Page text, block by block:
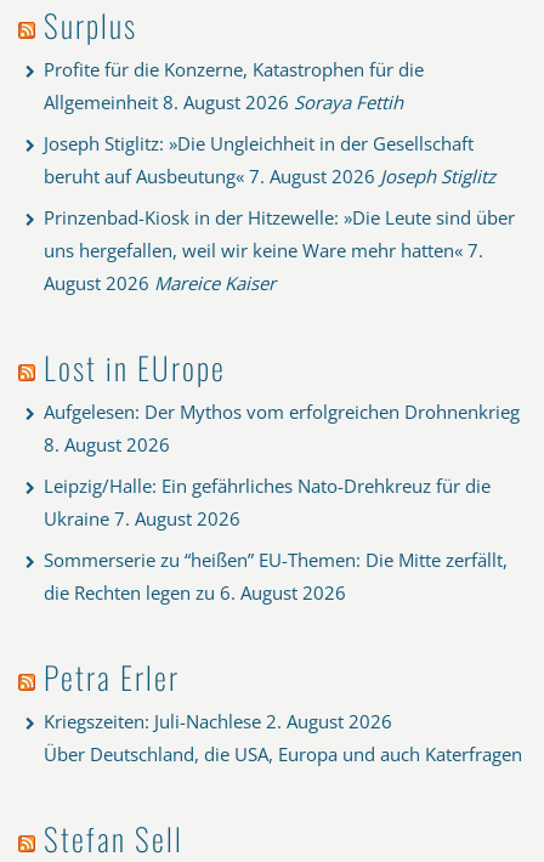
Surplus
Profite für die Konzerne, Katastrophen für die
Allgemeinheit 8. August 2026 Soraya Fettih
Joseph Stiglitz: »Die Ungleichheit in der Gesellschaft
beruht auf Ausbeutung« 7. August 2026 Joseph Stiglitz
Prinzenbad-Kiosk in der Hitzewelle: »Die Leute sind über
uns hergefallen, weil wir keine Ware mehr hatten« 7.
August 2026 Mareice Kaiser
Lost in EUrope
Aufgelesen: Der Mythos vom erfolgreichen Drohnenkrieg
8. August 2026
Leipzig/Halle: Ein gefährliches Nato-Drehkreuz für die
Ukraine 7. August 2026
Sommerserie zu “heißen” EU-Themen: Die Mitte zerfällt,
die Rechten legen zu 6. August 2026
Petra Erler
Kriegszeiten: Juli-Nachlese 2. August 2026
Über Deutschland, die USA, Europa und auch Katerfragen
Stefan Sell